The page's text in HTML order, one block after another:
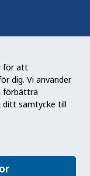
för att
dig. Vi använder
förbättra
ditt samtycke till
nationell
en bättre
att
skydda mot
stärker